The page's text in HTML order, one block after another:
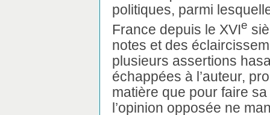
politiques, parmi
France depuis le XVIe
notes et des
plusieurs assertions
échappées à l’auteur,
matière que pour faire
l’opinion opposée ne